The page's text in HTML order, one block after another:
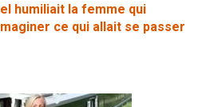
humiliait la femme qui
ce qui allait se passer